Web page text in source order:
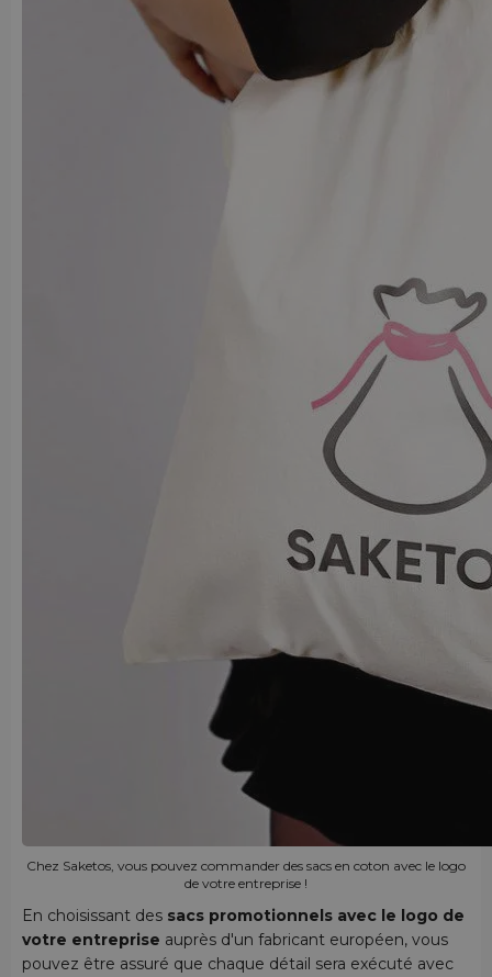
Chez Saketos, vous pouvez commander des sacs en coton avec le logo
de votre entreprise !
En choisissant des sacs promotionnels avec le logo de
votre entreprise auprès d'un fabricant européen, vous
pouvez être assuré que chaque détail sera exécuté avec